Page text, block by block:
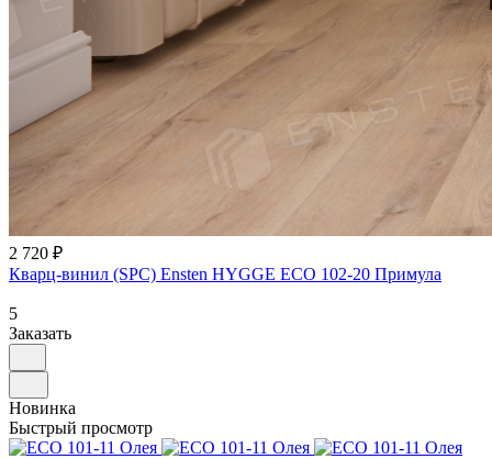
2 720 ₽
Кварц-винил (SPC) Ensten HYGGE ECO 102-20 Примула
5
Заказать
Новинка
Быстрый просмотр